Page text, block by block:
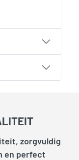
zorgvuldig
en perfect